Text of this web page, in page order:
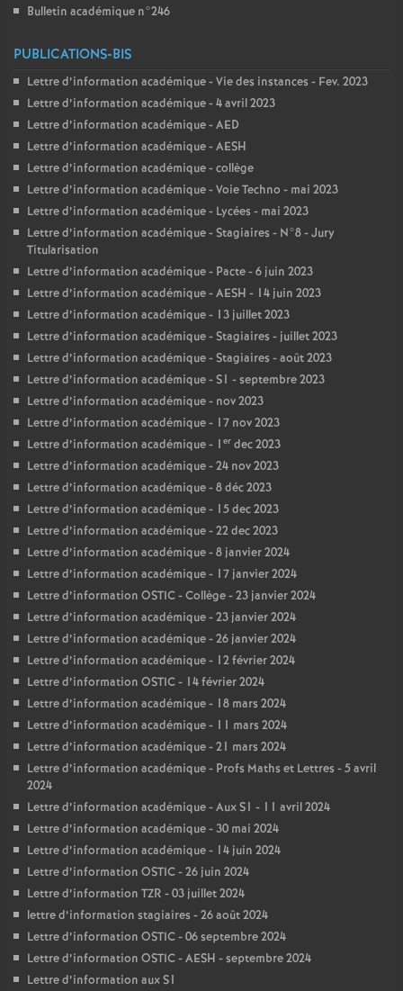
Bulletin académique n°246
PUBLICATIONS-BIS
Lettre d’information académique - Vie des instances - Fev. 2023
Lettre d’information académique - 4 avril 2023
Lettre d’information académique - AED
Lettre d’information académique - AESH
Lettre d’information académique - collège
Lettre d’information académique - Voie Techno - mai 2023
Lettre d’information académique - Lycées - mai 2023
Lettre d’information académique - Stagiaires - N°8 - Jury
Titularisation
Lettre d’information académique - Pacte - 6 juin 2023
Lettre d’information académique - AESH - 14 juin 2023
Lettre d’information académique - 13 juillet 2023
Lettre d’information académique - Stagiaires - juillet 2023
Lettre d’information académique - Stagiaires - août 2023
Lettre d’information académique - S1 - septembre 2023
Lettre d’information académique - nov 2023
Lettre d’information académique - 17 nov 2023
Lettre d’information académique - 1 er dec 2023
Lettre d’information académique - 24 nov 2023
Lettre d’information académique - 8 déc 2023
Lettre d’information académique - 15 dec 2023
Lettre d’information académique - 22 dec 2023
Lettre d’information académique - 8 janvier 2024
Lettre d’information académique - 17 janvier 2024
Lettre d’information OSTIC - Collège - 23 janvier 2024
Lettre d’information académique - 23 janvier 2024
Lettre d’information académique - 26 janvier 2024
Lettre d’information académique - 12 février 2024
Lettre d’information OSTIC - 14 février 2024
Lettre d’information académique - 18 mars 2024
Lettre d’information académique - 11 mars 2024
Lettre d’information académique - 21 mars 2024
Lettre d’information académique - Profs Maths et Lettres - 5 avril
2024
Lettre d’information académique - Aux S1 - 11 avril 2024
Lettre d’information académique - 30 mai 2024
Lettre d’information académique - 14 juin 2024
Lettre d’information OSTIC - 26 juin 2024
Lettre d’information TZR - 03 juillet 2024
lettre d’information stagiaires - 26 août 2024
Lettre d’information OSTIC - 06 septembre 2024
Lettre d’information OSTIC - AESH - septembre 2024
Lettre d’information aux S1